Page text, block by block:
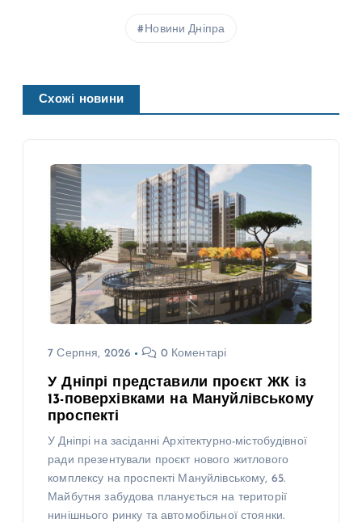
Новини Дніпра
Схожі новини
7 Серпня, 2026 0 Коментарі
У Дніпрі представили проєкт ЖК із
13-поверхівками на Мануйлівському
проспекті
У Дніпрі на засіданні Архітектурно-містобудівної
ради презентували проєкт нового житлового
комплексу на проспекті Мануйлівському, 65.
Майбутня забудова планується на території
нинішнього ринку та автомобільної стоянки.